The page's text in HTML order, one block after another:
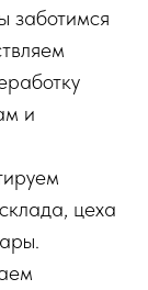
заботимся
и
цеха